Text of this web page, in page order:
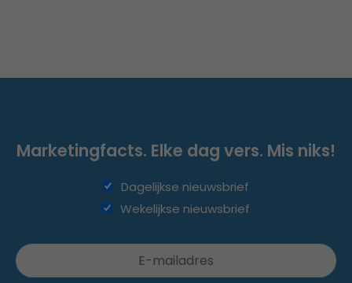
Marketingfacts. Elke dag vers. Mis niks!
Dagelijkse nieuwsbrief
Wekelijkse nieuwsbrief